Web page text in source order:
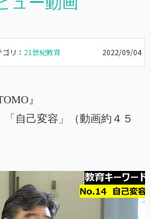
リ： 21世紀教育 2022/09/04
』
自己変容」（動画約４５